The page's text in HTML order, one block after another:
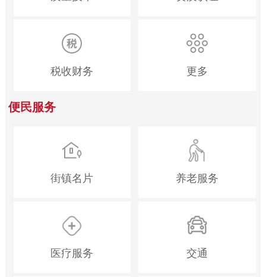
税收财务 更多
便民服务
街镇名片 养老服务
医疗服务 交通